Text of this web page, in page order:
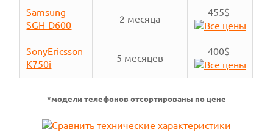
Samsung
SGH-D600
2 месяца
455$
SonyEricsson
K750i
5 месяцев
400$
*модели телефонов отсортированы по цене